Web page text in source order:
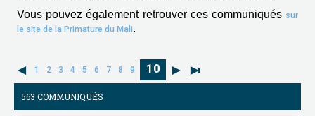
Vous pouvez également retrouver ces communiqués sur
le site de la Primature du Mali.
1 2 3 4 5 6 7 8 9 10
563 COMMUNIQUÉS